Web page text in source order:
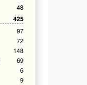
48
425
97
72
148
69
6
9